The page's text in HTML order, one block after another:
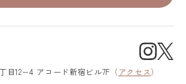
目12−4 アコード新宿ビル7F （アクセス）